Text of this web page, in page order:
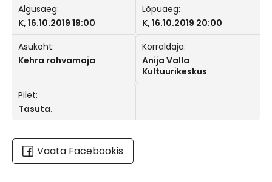
Algusaeg:
K, 16.10.2019 19:00
Lõpuaeg:
K, 16.10.2019 20:00
Asukoht:
Kehra rahvamaja
Korraldaja:
Anija Valla
Kultuurikeskus
Pilet:
Tasuta.
Vaata Facebookis